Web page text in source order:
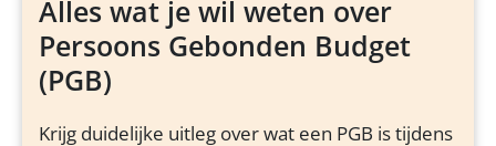
Alles wat je wil weten over
Persoons Gebonden Budget
(PGB)
Krijg duidelijke uitleg over wat een PGB is tijdens